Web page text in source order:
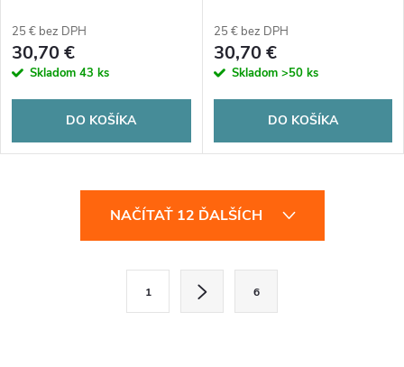
25 € bez DPH
30,70 €
Skladom 43 ks
DO KOŠÍKA
25 € bez DPH
30,70 €
Skladom >50 ks
DO KOŠÍKA
NAČÍTAŤ 12 ĎALŠÍCH
1 6